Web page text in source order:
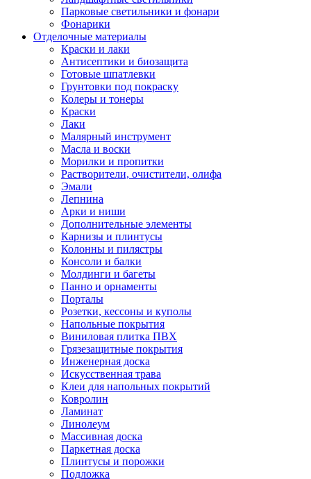
Парковые светильники и фонари
Фонарики
Отделочные материалы
Краски и лаки
Антисептики и биозащита
Готовые шпатлевки
Грунтовки под покраску
Колеры и тонеры
Краски
Лаки
Малярный инструмент
Масла и воски
Морилки и пропитки
Растворители, очистители, олифа
Эмали
Лепнина
Арки и ниши
Дополнительные элементы
Карнизы и плинтусы
Колонны и пилястры
Консоли и балки
Молдинги и багеты
Панно и орнаменты
Порталы
Розетки, кессоны и куполы
Напольные покрытия
Виниловая плитка ПВХ
Грязезащитные покрытия
Инженерная доска
Искусственная трава
Клеи для напольных покрытий
Ковролин
Ламинат
Линолеум
Массивная доска
Паркетная доска
Плинтусы и порожки
Подложка